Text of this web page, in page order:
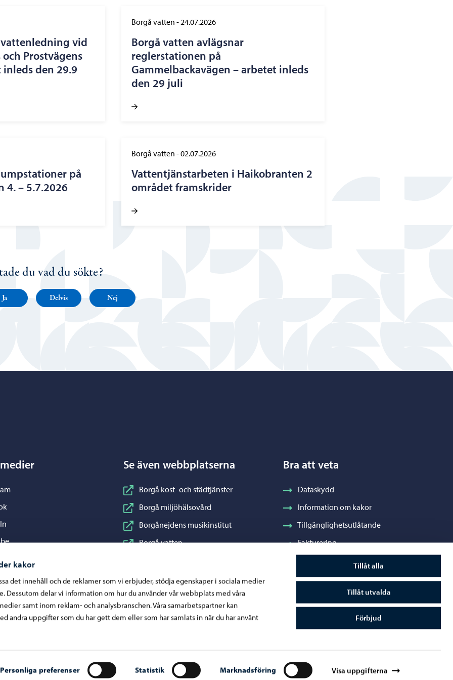
kakor
det innehåll och de reklamer som vi erbjuder, stödja egenskaper i sociala medier
Dessutom delar vi information om hur du använder vår webbplats med våra
samt inom reklam- och analysbranschen. Våra samarbetspartner kan
andra uppgifter som du har gett dem eller som har samlats in när du har använt
Personliga preferenser Statistik Marknadsföring Visa uppgifterna
Tillåt alla
Tillåt utvalda
Förbjud
vid
Prostvägens
den 29.9
Borgå vatten -24.07.2026
Borgå vatten avlägsnar
reglerstationen på
Gammelbackavägen – arbetet inleds
den 29 juli
på
– 5.7.2026
Borgå vatten -02.07.2026
Vattentjänstarbeten i Haikobranten 2
området framskrider
du vad du sökte?
Ja Delvis Nej
Se även webbplatserna
Borgå kost- och städtjänster
Borgå miljöhälsovård
Borgånejdens musikinstitut
Borgå vatten
Konstfabriken
Visit Porvoo
Östra Nylands välfärdsområde
Bra att veta
Dataskydd
Information om kakor
Tillgänglighetsutlåtande
Fakturering
Stadens visuella profil och vapen